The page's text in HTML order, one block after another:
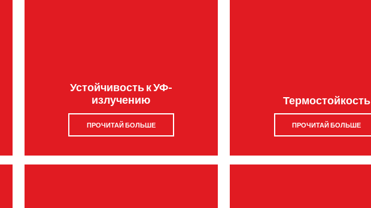
Устойчивость к УФ-
излучению
ПРОЧИТАЙ БОЛЬШЕ
Термостойкость
ПРОЧИТАЙ БОЛЬШЕ